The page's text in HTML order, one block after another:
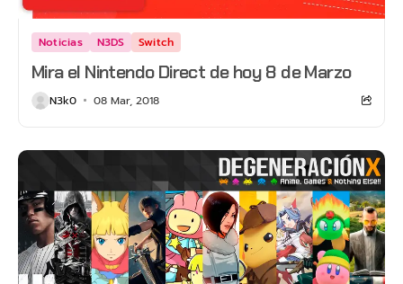
Noticias N3DS Switch
Mira el Nintendo Direct de hoy 8 de Marzo
N3k0 08 Mar, 2018